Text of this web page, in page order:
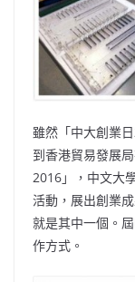
雖然「中大創業
到香港貿易發展
2016」，中文大
活動，展出創業
就是其中一個。
作方式。